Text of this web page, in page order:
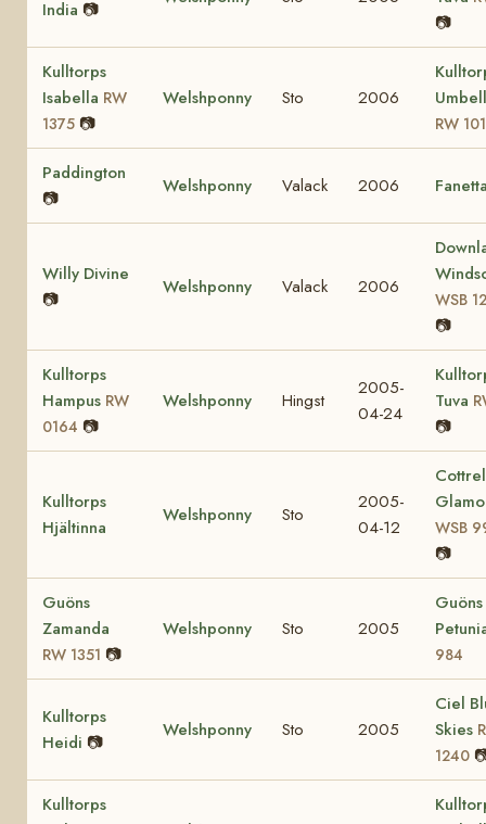
India 📷
📷
Kulltorps
Isabella RW
1375 📷
Welshponny Sto 2006
RW
Paddington
📷
Welshponny Valack 2006
Willy Divine
📷
Welshponny Valack 2006
WSB
📷
Kulltorps
Hampus RW
0164 📷
Welshponny Hingst
2005-
04-24
Tuva
📷
Kulltorps
Hjältinna
Welshponny Sto
2005-
04-12
WSB
📷
Guöns
Zamanda
RW 1351 📷
Welshponny Sto 2005
Guöns
984
Kulltorps
Heidi 📷
Welshponny Sto 2005
Ciel
Skies
1240
Kulltorps